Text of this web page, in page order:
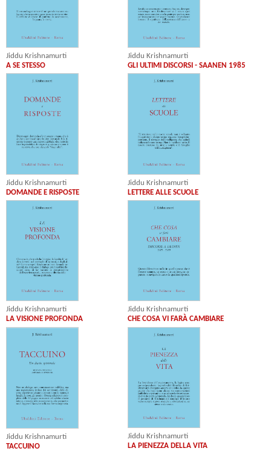
Jiddu Krishnamurti
A SE STESSO
Jiddu Krishnamurti
GLI ULTIMI DISCORSI - SAANEN 1985
Jiddu Krishnamurti
DOMANDE E RISPOSTE
Jiddu Krishnamurti
LETTERE ALLE SCUOLE
Jiddu Krishnamurti
LA VISIONE PROFONDA
Jiddu Krishnamurti
CHE COSA VI FARÀ CAMBIARE
Jiddu Krishnamurti
TACCUINO
Jiddu Krishnamurti
LA PIENEZZA DELLA VITA